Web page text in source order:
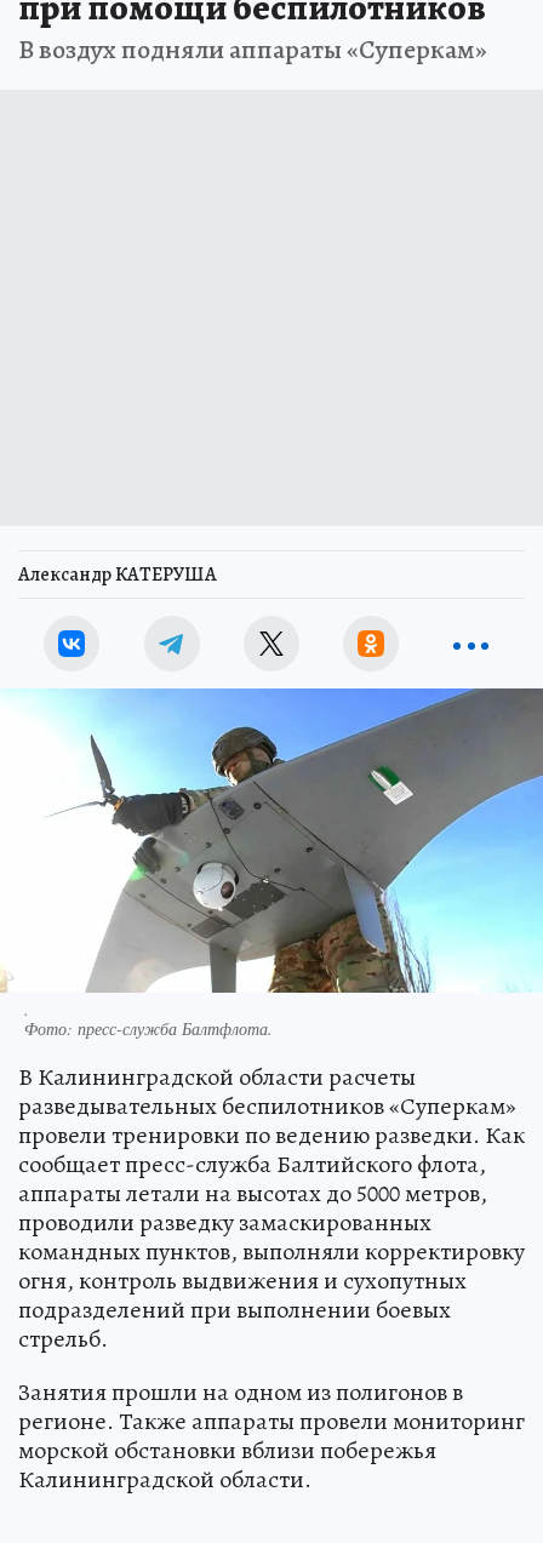
В воздух подняли аппараты «Суперкам»
Александр КАТЕРУША
.
Фото: пресс-служба Балтфлота.
В Калининградской области расчеты
разведывательных беспилотников «Суперкам»
провели тренировки по ведению разведки. Как
сообщает пресс-служба Балтийского флота,
аппараты летали на высотах до 5000 метров,
проводили разведку замаскированных
командных пунктов, выполняли корректировку
огня, контроль выдвижения и сухопутных
подразделений при выполнении боевых
стрельб.
Занятия прошли на одном из полигонов в
регионе. Также аппараты провели мониторинг
морской обстановки вблизи побережья
Калининградской области.